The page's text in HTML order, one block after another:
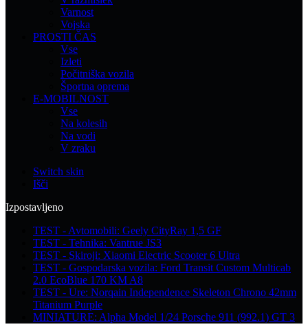
Varnost
Vojska
PROSTI ČAS
Vse
Izleti
Počitniška vozila
Športna oprema
E-MOBILNOST
Vse
Na kolesih
Na vodi
V zraku
Switch skin
Išči
Izpostavljeno
TEST - Avtomobili: Geely CityRay 1,5 GF
TEST - Tehnika: Vantrue JS3
TEST - Skiroji: Xiaomi Electric Scooter 6 Ultra
TEST - Gospodarska vozila: Ford Transit Custom Multicab
2.0 EcoBlue 170 KM A8
TEST - Ure: Norqain Independence Skeleton Chrono 42mm
Titanium Purple
MINIATURE: Alpha Model 1/24 Porsche 911 (992.1) GT 3